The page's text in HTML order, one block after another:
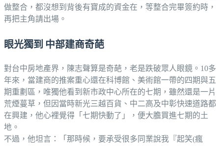
做整合，都沒想到背後有寶成的資金在，等整合完畢簽約時，
再把主角請出場。
眼光獨到 中部建商奇葩
對台中房地產界，陳志聲算是奇葩，老是跌破眾人眼鏡。10多
年來，當建商的推案重心還在科博館、美術館一帶的四期與五
期重劃區，唯獨他看到新市政中心所在的七期，雖然還是一片
荒煙蔓草，但因當時新光三越百貨、中二高及中彰快速道路都
在興建，他心裡覺得「七期快動了」，便大膽買進七期的土
地。
不過，他坦言：「那時候，要承受很多同業說我『起笑(瘋